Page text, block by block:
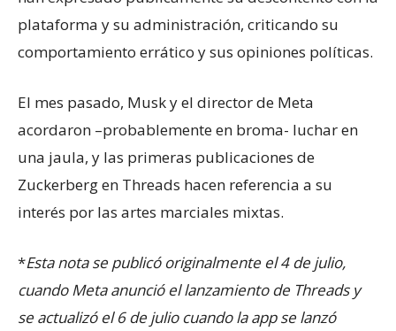
plataforma y su administración, criticando su
comportamiento errático y sus opiniones políticas.
El mes pasado, Musk y el director de Meta
acordaron –probablemente en broma- luchar en
una jaula, y las primeras publicaciones de
Zuckerberg en Threads hacen referencia a su
interés por las artes marciales mixtas.
*Esta nota se publicó originalmente el 4 de julio,
cuando Meta anunció el lanzamiento de Threads y
se actualizó el 6 de julio cuando la app se lanzó